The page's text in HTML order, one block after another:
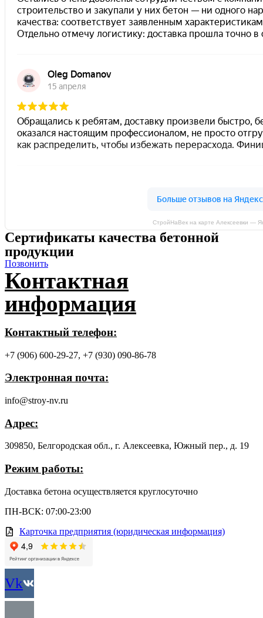
СтройНаВек на карте Алексеевки —
Сертификаты качества бетонной
продукции
Позвонить
Контактная
информация
Контактный телефон:
+7 (906) 600-29-27, +7 (930) 090-86-78
Электронная почта:
info@stroy-nv.ru
Адрес:
309850, Белгородская обл., г. Алексеевка, Южный пер., д. 19
Режим работы:
Доставка бетона осуществляется круглосуточно
ПН-ВСК: 07:00-23:00
Карточка предприятия (юридическая информация)
Vk